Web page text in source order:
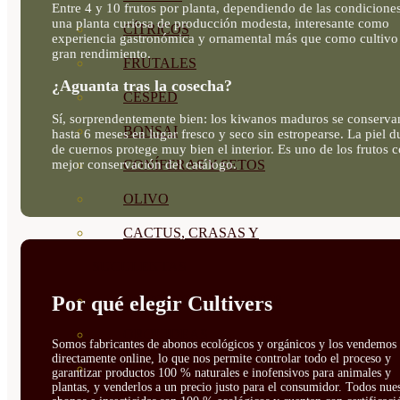
CÍTRICOS
FRUTALES
CÉSPED
BONSAI
CONÍFERAS Y SETOS
OLIVO
CACTUS, CRASAS Y
PLANTAS DE INTERIOR
ORNAMENTALES
Entre 4 y 10 frutos por planta, dependiendo de las
una planta curiosa de producción modesta, interesante como
experiencia gastronómica y ornamental más que como
gran rendimiento.
¿Aguanta tras la cosecha?
Sí, sorprendentemente bien: los kiwanos maduros se
hasta 6 meses en lugar fresco y seco sin estropearse. La piel
de cuernos protege muy bien el interior. Es uno de los frutos
mejor conservación del catálogo.
Por qué elegir Cultivers
Somos fabricantes de abonos ecológicos y orgánicos y los vendemos
directamente online, lo que nos permite controlar todo el proceso y
garantizar productos 100 % naturales e inofensivos para animales y
plantas, y venderlos a un precio justo para el consumidor. Todos